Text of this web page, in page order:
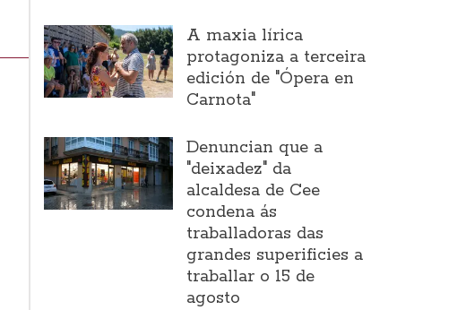
A maxia lírica
protagoniza a terceira
edición de "Ópera en
Carnota"
Denuncian que a
"deixadez" da
alcaldesa de Cee
condena ás
traballadoras das
grandes superificies a
traballar o 15 de
agosto